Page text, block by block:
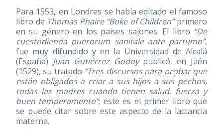
Para 1553, en Londres se había editado el famoso
libro de Thomas Phaire “Boke of Children”primero
en su género en los países sajones. El libro “De
cuestodienda puerorum sanitale ante partumo”,
fue muy difundido y en la Universidad de Alcalá
(España) Juan Gutiérrez Godoypublicó, en Jaén
(1529), su tratado “Tres discursos para probar que
están obligados a criar a sus hijos a sus pechos,
todas las madres cuando tienen salud, fuerza y
buen temperamento”; este es el primer libro que
se puede citar sobre este aspecto de la lactancia
materna.